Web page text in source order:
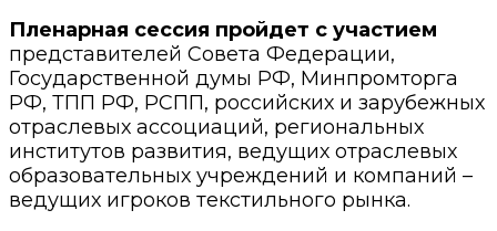
Пленарная сессия пройдет с участием
представителей Совета Федерации,
Государственной думы РФ, Минпромторга
РФ, ТПП РФ, РСПП, российских и зарубежных
отраслевых ассоциаций, региональных
институтов развития, ведущих отраслевых
образовательных учреждений и компаний –
ведущих игроков текстильного рынка.